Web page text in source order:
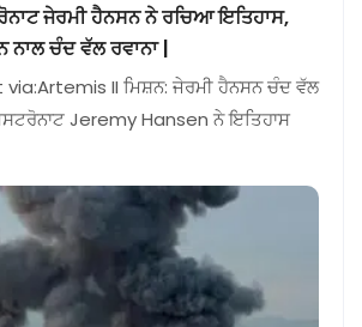
ਜੇਰਮੀ ਹੈਨਸਨ ਨੇ ਰਚਿਆ ਇਤਿਹਾਸ,
ਚੰਦ ਵੱਲ ਰਵਾਨਾ |
II ਮਿਸ਼ਨ: ਜੇਰਮੀ ਹੈਨਸਨ ਚੰਦ ਵੱਲ
Jeremy Hansen ਨੇ ਇਤਿਹਾਸ